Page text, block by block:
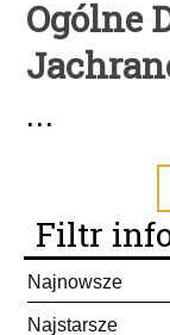
Ogólne
...
Filtr
Najnowsze
Najstarsze